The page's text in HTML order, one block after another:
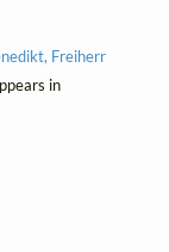
Freiherr
in